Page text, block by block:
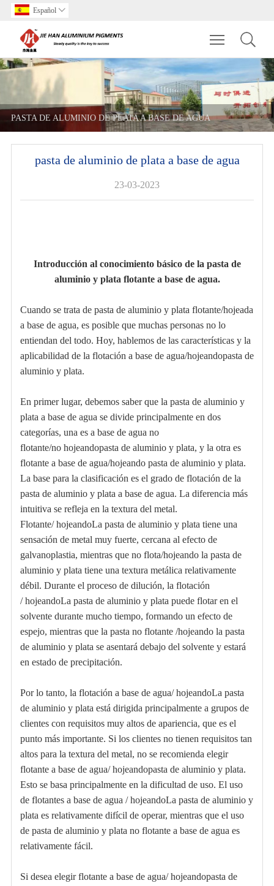
Español 
Toggle
PASTA DE ALUMINIO DE PLATA A BASE DE AGUA
pasta de aluminio de plata a base de agua
23-03-2023
Introducción al conocimiento básico de la pasta de
aluminio y plata flotante a base de agua.
Cuando se trata de pasta de aluminio y plata flotante/hojeada
a base de agua, es posible que muchas personas no lo
entiendan del todo. Hoy, hablemos de las características y la
aplicabilidad de la flotación a base de agua/hojeandopasta de
aluminio y plata.
En primer lugar, debemos saber que la pasta de aluminio y
plata a base de agua se divide principalmente en dos
categorías, una es a base de agua no
flotante/no hojeandopasta de aluminio y plata, y la otra es
flotante a base de agua/hojeando pasta de aluminio y plata.
La base para la clasificación es el grado de flotación de la
pasta de aluminio y plata a base de agua. La diferencia más
intuitiva se refleja en la textura del metal.
Flotante/hojeandoLa pasta de aluminio y plata tiene una
sensación de metal muy fuerte, cercana al efecto de
galvanoplastia, mientras que no flota/hojeando la pasta de
aluminio y plata tiene una textura metálica relativamente
débil. Durante el proceso de dilución, la flotación
/hojeandoLa pasta de aluminio y plata puede flotar en el
solvente durante mucho tiempo, formando un efecto de
espejo, mientras que la pasta no flotante /hojeando la pasta
de aluminio y plata se asentará debajo del solvente y estará
en estado de precipitación.
Por lo tanto, la flotación a base de agua/hojeandoLa pasta
de aluminio y plata está dirigida principalmente a grupos de
clientes con requisitos muy altos de apariencia, que es el
punto más importante. Si los clientes no tienen requisitos tan
altos para la textura del metal, no se recomienda elegir
flotante a base de agua/hojeandopasta de aluminio y plata.
Esto se basa principalmente en la dificultad de uso. El uso
de flotantes a base de agua /hojeandoLa pasta de aluminio y
plata es relativamente difícil de operar, mientras que el uso
de pasta de aluminio y plata no flotante a base de agua es
relativamente fácil.
Si desea elegir flotante a base de agua/hojeandopasta de